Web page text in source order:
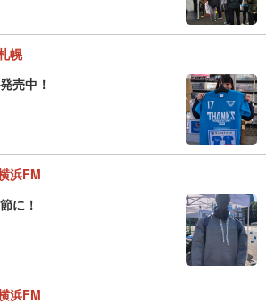
幌
売中！
浜FM
に！
浜FM